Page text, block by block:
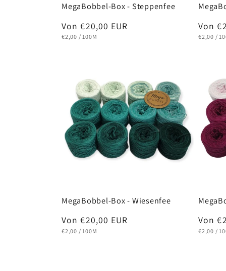
MegaBobbel-Box - Steppenfee
Normaler
Preis
Von €20,00 EUR
GRUNDPREIS
€2,00 / PRO
100M
Preis
Von
€2,00 /
MegaBobbel-Box - Wiesenfee
Normaler
Preis
Von €20,00 EUR
GRUNDPREIS
€2,00 / PRO
100M
Preis
Von
€2,00 /